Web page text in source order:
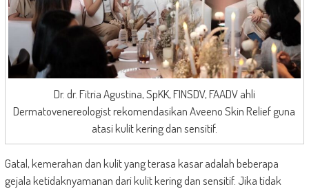
Dr. dr. Fitria Agustina, SpKK, FINSDV, FAADV ahli
Dermatovenereologist rekomendasikan Aveeno Skin Relief guna
atasi kulit kering dan sensitif.
Gatal, kemerahan dan kulit yang terasa kasar adalah beberapa
gejala ketidaknyamanan dari kulit kering dan sensitif. Jika tidak